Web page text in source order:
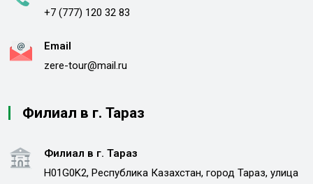
+7 (777) 120 32 83
Email
zere-tour@mail.ru
Филиал в г. Тараз
Филиал в г. Тараз
H01G0K2, Республика Казахстан, город Тараз, улица